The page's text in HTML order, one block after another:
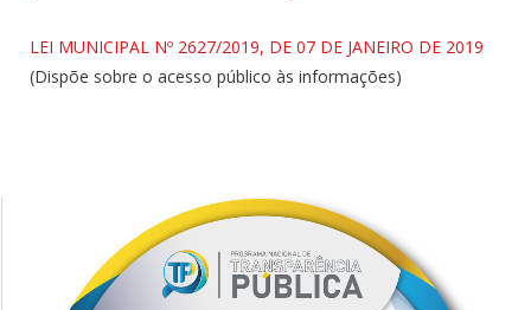
LEI MUNICIPAL Nº 2627/2019, DE 07 DE JANEIRO DE 2019
(Dispõe sobre o acesso público às informações)